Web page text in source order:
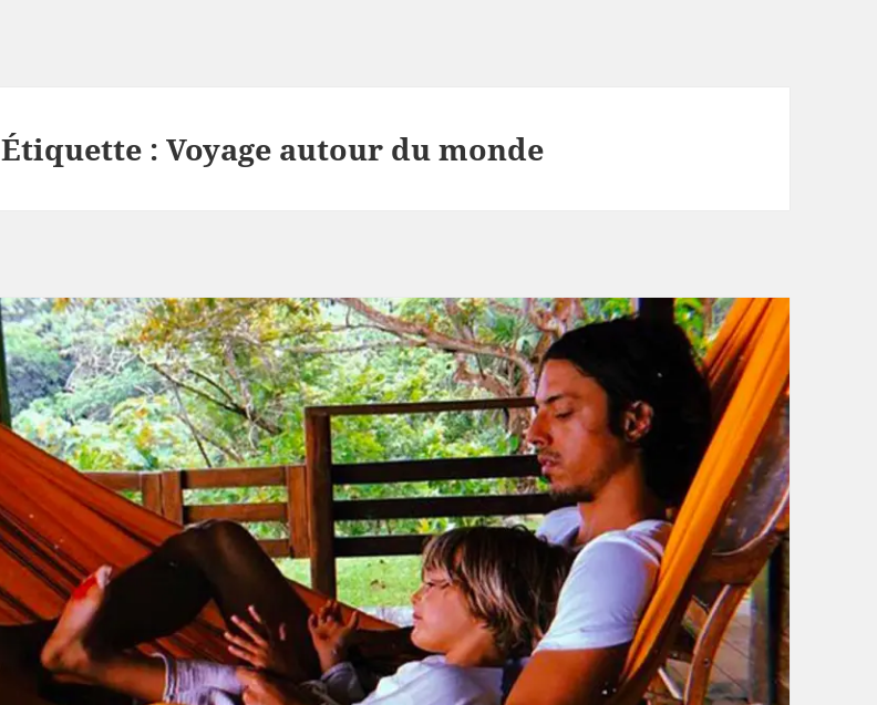
Étiquette :Voyage autour du monde